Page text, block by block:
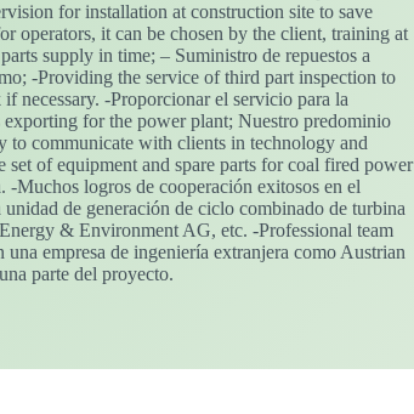
for installation at construction site to save
operators, it can be chosen by the client, training at
supply in time; – Suministro de repuestos a
-Providing the service of third part inspection to
necessary. -Proporcionar el servicio para la
for the power plant; Nuestro predominio
to communicate with clients in technology and
of equipment and spare parts for coal fired power
Muchos logros de cooperación exitosos en el
de generación de ciclo combinado de turbina
& Environment AG, etc. -Professional team
empresa de ingeniería extranjera como Austrian
parte del proyecto.